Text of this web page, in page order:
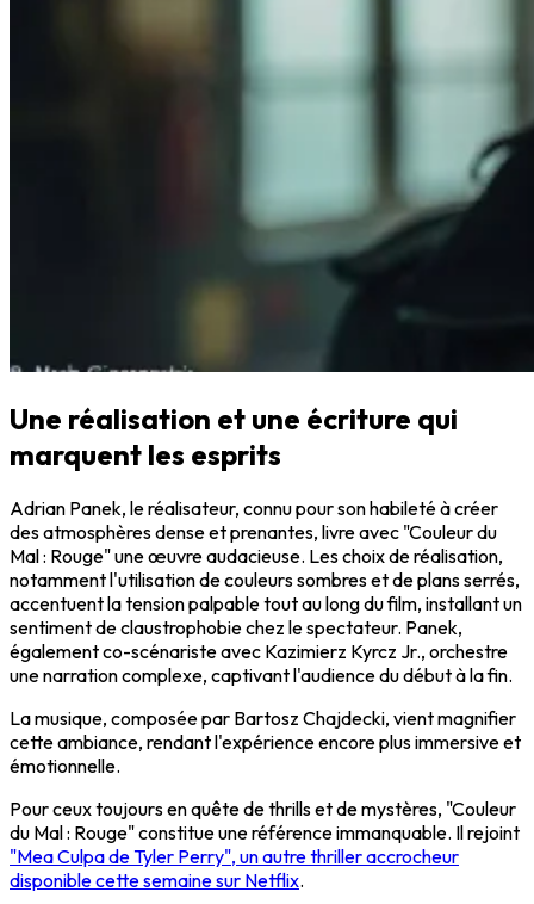
Une réalisation et une écriture qui
marquent les esprits
Adrian Panek, le réalisateur, connu pour son habileté à créer
des atmosphères dense et prenantes, livre avec "Couleur du
Mal : Rouge" une œuvre audacieuse. Les choix de réalisation,
notamment l'utilisation de couleurs sombres et de plans serrés,
accentuent la tension palpable tout au long du film, installant un
sentiment de claustrophobie chez le spectateur. Panek,
également co-scénariste avec Kazimierz Kyrcz Jr., orchestre
une narration complexe, captivant l'audience du début à la fin.
La musique, composée par Bartosz Chajdecki, vient magnifier
cette ambiance, rendant l'expérience encore plus immersive et
émotionnelle.
Pour ceux toujours en quête de thrills et de mystères, "Couleur
du Mal : Rouge" constitue une référence immanquable. Il rejoint
"Mea Culpa de Tyler Perry", un autre thriller accrocheur
disponible cette semaine sur Netflix.